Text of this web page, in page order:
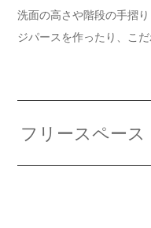
洗面の高さや階段の手摺
ジパースを作ったり、こ
フリースペース